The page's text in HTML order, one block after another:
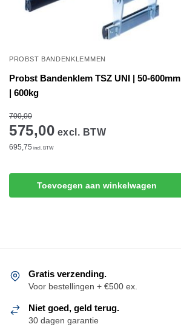
PROBST BANDENKLEMMEN
Probst Bandenklem TSZ UNI | 50-600mm
| 600kg
700,00
575,00 excl. BTW
695,75 incl. BTW
Toevoegen aan winkelwagen
Gratis verzending.
Voor bestellingen + €500 ex.
Niet goed, geld terug.
30 dagen garantie